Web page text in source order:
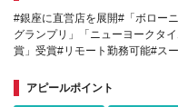
#銀座に直営店を展開#「ボロー
グランプリ」「ニューヨークタ
賞」受賞#リモート勤務可能#ス
アピールポイント